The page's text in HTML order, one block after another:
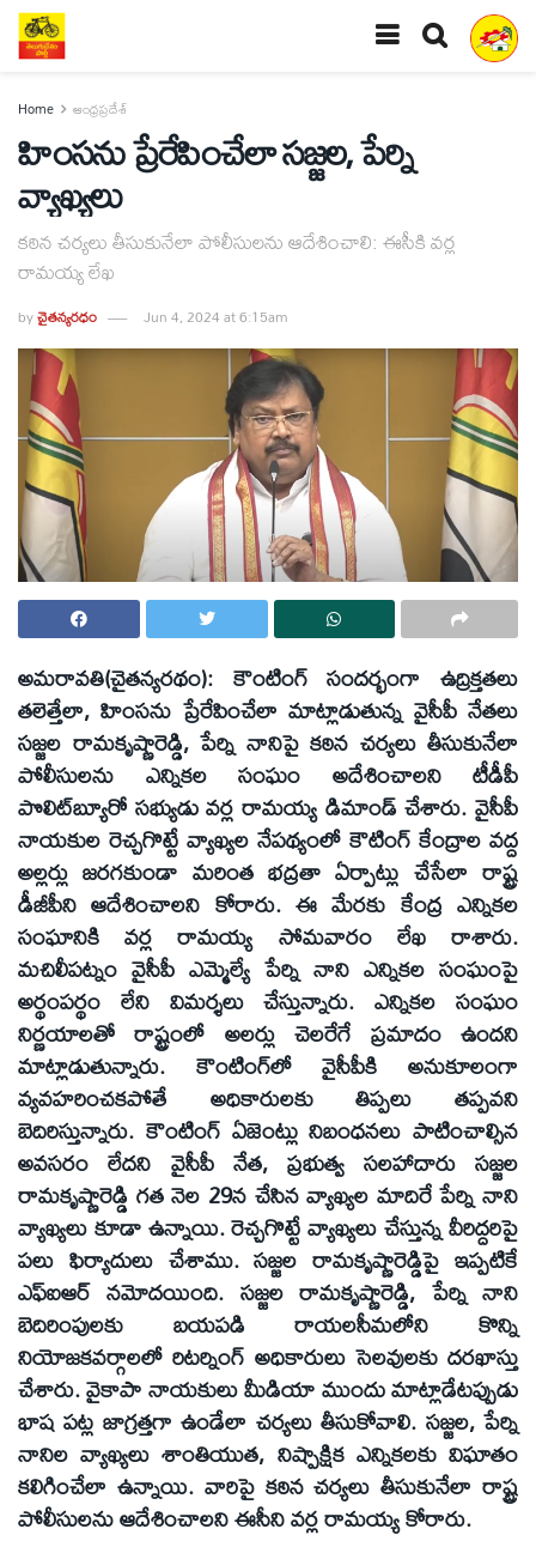
Home ఆంధ్రప్రదేశ్
హింసను ప్రేరేపించేలా సజ్జల, పేర్ని
వ్యాఖ్యలు
కఠిన చర్యలు తీసుకునేలా పోలీసులను ఆదేశించాలి: ఈసీకి వర్ల
రామయ్య లేఖ
byచైతన్యరధం Jun 4, 2024 at 6:15am
అమరావతి(చైతన్యరథం): కౌంటింగ్‌ సందర్భంగా ఉద్రిక్తతలు
తలెత్తేలా, హింసను ప్రేరేపించేలా మాట్లాడుతున్న వైసీపీ నేతలు
సజ్జల రామకృష్ణారెడ్డి, పేర్ని నానిపై కఠిన చర్యలు తీసుకునేలా
పోలీసులను ఎన్నికల సంఘం అదేశించాలని టీడీపీ
పొలిట్‌బ్యూరో సభ్యుడు వర్ల రామయ్య డిమాండ్‌ చేశారు. వైసీపీ
నాయకుల రెచ్చగొట్టే వ్యాఖ్యల నేపథ్యంలో కౌటింగ్‌ కేంద్రాల వద్ద
అల్లర్లు జరగకుండా మరింత భద్రతా ఏర్పాట్లు చేసేలా రాష్ట్ర
డీజీపీని ఆదేశించాలని కోరారు. ఈ మేరకు కేంద్ర ఎన్నికల
సంఘానికి వర్ల రామయ్య సోమవారం లేఖ రాశారు.
మచిలీపట్నం వైసీపీ ఎమ్మెల్యే పేర్ని నాని ఎన్నికల సంఘంపై
అర్థంపర్థం లేని విమర్శలు చేస్తున్నారు. ఎన్నికల సంఘం
నిర్ణయాలతో రాష్ట్రంలో అలర్లు చెలరేగే ప్రమాదం ఉందని
మాట్లాడుతున్నారు. కౌంటింగ్‌లో వైసీపీకి అనుకూలంగా
వ్యవహరించకపోతే అధికారులకు తిప్పలు తప్పవని
బెదిరిస్తున్నారు. కౌంటింగ్‌ ఏజెంట్లు నిబంధనలు పాటించాల్సిన
అవసరం లేదని వైసీపీ నేత, ప్రభుత్వ సలహాదారు సజ్జల
రామకృష్ణారెడ్డి గత నెల 29న చేసిన వ్యాఖ్యల మాదిరే పేర్ని నాని
వ్యాఖ్యలు కూడా ఉన్నాయి. రెచ్చగొట్టే వ్యాఖ్యలు చేస్తున్న వీరిద్దరిపై
పలు ఫిర్యాదులు చేశాము. సజ్జల రామకృష్ణారెడ్డిపై ఇప్పటికే
ఎఫ్‌ఐఆర్‌ నమోదయింది. సజ్జల రామకృష్ణారెడ్డి, పేర్ని నాని
బెదిరింపులకు బయపడి రాయలసీమలోని కొన్ని
నియోజకవర్గాలలో రిటర్నింగ్‌ అధికారులు సెలవులకు దరఖాస్తు
చేశారు. వైకాపా నాయకులు మీడియా ముందు మాట్లాడేటప్పుడు
భాష పట్ల జాగ్రత్తగా ఉండేలా చర్యలు తీసుకోవాలి. సజ్జల, పేర్ని
నానిల వ్యాఖ్యలు శాంతియుత, నిష్పాక్షిక ఎన్నికలకు విఘాతం
కలిగించేలా ఉన్నాయి. వారిపై కఠిన చర్యలు తీసుకునేలా రాష్ట్ర
పోలీసులను ఆదేశించాలని ఈసీని వర్ల రామయ్య కోరారు.